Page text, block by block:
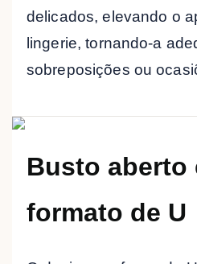
delicados, elevando o
lingerie, tornando-a
sobreposições ou
Busto aberto
formato de U